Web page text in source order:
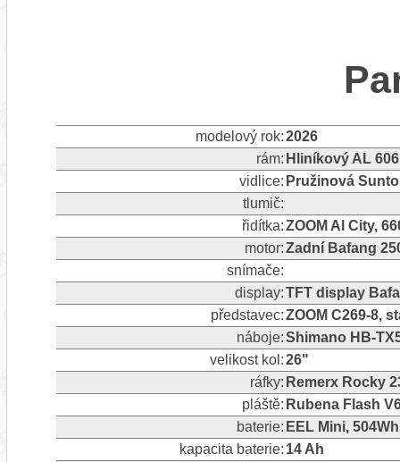
modelový rok:2026
rám: Hliníkový AL
vidlice: Pružinová
tlumič:
řidítka:ZOOM Al City,
motor:Zadní Bafang
snímače:
display:TFT display
představec:ZOOM C269-8,
náboje:Shimano HB-
velikost kol:26"
ráfky: Remerx Rocky
pláště: Rubena Flash
baterie: EEL Mini,
kapacita baterie: 14 Ah